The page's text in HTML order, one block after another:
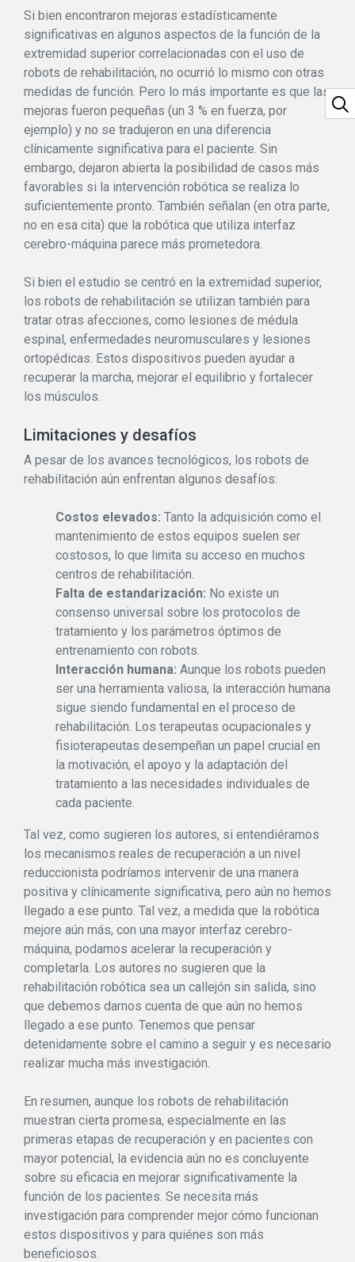
Si bien encontraron mejoras estadísticamente
significativas en algunos aspectos de la función de la
extremidad superior correlacionadas con el uso de
robots de rehabilitación, no ocurrió lo mismo con otras
medidas de función. Pero lo más importante es que las
mejoras fueron pequeñas (un 3 % en fuerza, por
ejemplo) y no se tradujeron en una diferencia
clínicamente significativa para el paciente. Sin
embargo, dejaron abierta la posibilidad de casos más
favorables si la intervención robótica se realiza lo
suficientemente pronto. También señalan (en otra parte,
no en esa cita) que la robótica que utiliza interfaz
cerebro-máquina parece más prometedora.
Si bien el estudio se centró en la extremidad superior,
los robots de rehabilitación se utilizan también para
tratar otras afecciones, como lesiones de médula
espinal, enfermedades neuromusculares y lesiones
ortopédicas. Estos dispositivos pueden ayudar a
recuperar la marcha, mejorar el equilibrio y fortalecer
los músculos.
Limitaciones y desafíos
A pesar de los avances tecnológicos, los robots de
rehabilitación aún enfrentan algunos desafíos:
Costos elevados: Tanto la adquisición como el
mantenimiento de estos equipos suelen ser
costosos, lo que limita su acceso en muchos
centros de rehabilitación.
Falta de estandarización: No existe un
consenso universal sobre los protocolos de
tratamiento y los parámetros óptimos de
entrenamiento con robots.
Interacción humana: Aunque los robots pueden
ser una herramienta valiosa, la interacción humana
sigue siendo fundamental en el proceso de
rehabilitación. Los terapeutas ocupacionales y
fisioterapeutas desempeñan un papel crucial en
la motivación, el apoyo y la adaptación del
tratamiento a las necesidades individuales de
cada paciente.
Tal vez, como sugieren los autores, si entendiéramos
los mecanismos reales de recuperación a un nivel
reduccionista podríamos intervenir de una manera
positiva y clínicamente significativa, pero aún no hemos
llegado a ese punto. Tal vez, a medida que la robótica
mejore aún más, con una mayor interfaz cerebro-
máquina, podamos acelerar la recuperación y
completarla. Los autores no sugieren que la
rehabilitación robótica sea un callejón sin salida, sino
que debemos darnos cuenta de que aún no hemos
llegado a ese punto. Tenemos que pensar
detenidamente sobre el camino a seguir y es necesario
realizar mucha más investigación.
En resumen, aunque los robots de rehabilitación
muestran cierta promesa, especialmente en las
primeras etapas de recuperación y en pacientes con
mayor potencial, la evidencia aún no es concluyente
sobre su eficacia en mejorar significativamente la
función de los pacientes. Se necesita más
investigación para comprender mejor cómo funcionan
estos dispositivos y para quiénes son más
beneficiosos.